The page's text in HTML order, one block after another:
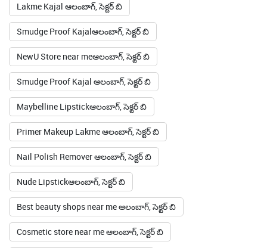
Lakme Kajal ఆలంబాగ్, సెక్టర్ బి
Smudge Proof Kajalఆలంబాగ్, సెక్టర్ బి
NewU Store near meఆలంబాగ్, సెక్టర్ బి
Smudge Proof Kajal ఆలంబాగ్, సెక్టర్ బి
Maybelline Lipstickఆలంబాగ్, సెక్టర్ బి
Primer Makeup Lakme ఆలంబాగ్, సెక్టర్ బి
Nail Polish Remover ఆలంబాగ్, సెక్టర్ బి
Nude Lipstickఆలంబాగ్, సెక్టర్ బి
Best beauty shops near me ఆలంబాగ్, సెక్టర్ బి
Cosmetic store near me ఆలంబాగ్, సెక్టర్ బి